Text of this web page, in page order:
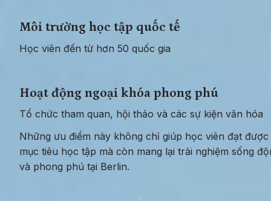
Môi trường học tập quốc tế
Học viên đến từ hơn 50 quốc gia
Hoạt động ngoại khóa phong phú
Tổ chức tham quan, hội thảo và các sự kiện văn hóa
Những ưu điểm này không chỉ giúp học viên đạt được
mục tiêu học tập mà còn mang lại trải nghiệm sống
và phong phú tại Berlin.